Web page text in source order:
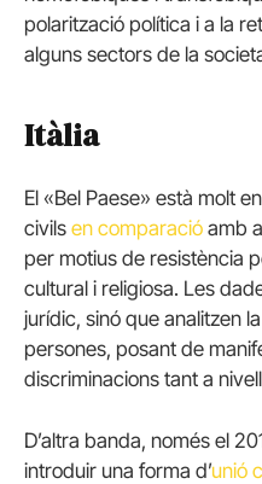
polarització política i a la
alguns sectors de la
Itàlia
El «Bel Paese» està molt
civils en comparació amb
per motius de resistència
cultural i religiosa. Les
jurídic, sinó que analitzen
persones, posant de
discriminacions tant a
D’altra banda, només el
introduir una forma d’unió